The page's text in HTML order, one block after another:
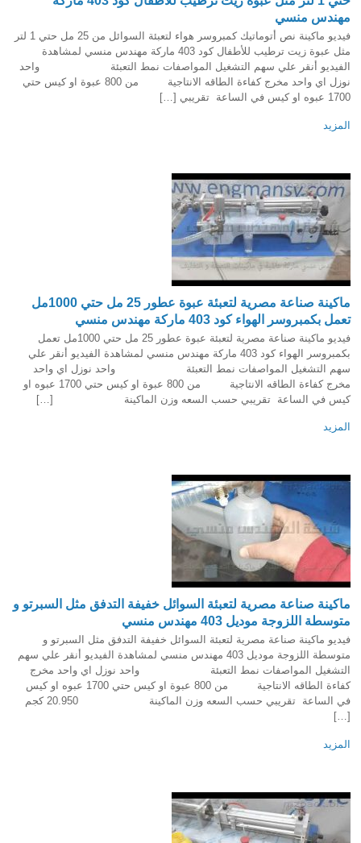
مهندس منسي
فيديو ماكينة نص أتوماتيك كمبروسر هواء لتعبئة السوائل من 25 مل حتي 1 لتر
مثل عبوة زيت ترطيب للأطفال كود 403 ماركة مهندس منسي لمشاهدة
الفيديو أنقر علي سهم التشغيل المواصفات نمط التعبئة واحد
نوزل اي واحد مخرج كفاءة الطاقه الانتاجية من 800 عبوة او كيس حتي
1700 عبوه او كيس في الساعة تقريبي […]
المزيد
ماكينة صناعة مصرية لتعبئة عبوة عطور 25 مل حتي 1000مل
تعمل بكمبروسر الهواء كود 403 ماركة مهندس منسي
فيديو ماكينة صناعة مصرية لتعبئة عبوة عطور 25 مل حتي 1000مل تعمل
بكمبروسر الهواء كود 403 ماركة مهندس منسي لمشاهدة الفيديو أنقر علي
سهم التشغيل المواصفات نمط التعبئة واحد نوزل اي واحد
مخرج كفاءة الطاقه الانتاجية من 800 عبوة او كيس حتي 1700 عبوه او
كيس في الساعة تقريبي حسب السعه وزن الماكينة […]
المزيد
ماكينة صناعة مصرية لتعبئة السوائل خفيفة التدفق مثل السبرتو و
متوسطة اللزوجة موديل 403 مهندس منسي
فيديو ماكينة صناعة مصرية لتعبئة السوائل خفيفة التدفق مثل السبرتو و
متوسطة اللزوجة موديل 403 مهندس منسي لمشاهدة الفيديو أنقر علي سهم
التشغيل المواصفات نمط التعبئة واحد نوزل اي واحد مخرج
كفاءة الطاقه الانتاجية من 800 عبوة او كيس حتي 1700 عبوه او كيس
في الساعة تقريبي حسب السعه وزن الماكينة 20.950 كجم
[…]
المزيد